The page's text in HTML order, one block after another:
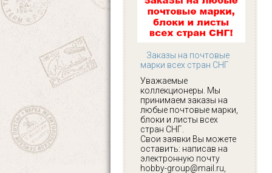
Заказы на почтовые
марки всех стран СНГ
Уважаемые
коллекционеры. Мы
принимаем заказы на
любые почтовые марки,
блоки и листы всех
стран СНГ.
Свои заявки Вы можете
оставить: написав на
электронную почту
hobby-group@mail.ru,